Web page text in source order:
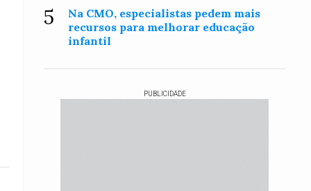
5
Na CMO, especialistas pedem mais
recursos para melhorar educação
infantil
PUBLICIDADE